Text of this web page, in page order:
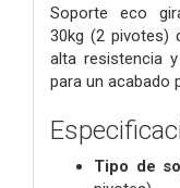
Soporte eco
30kg (2 pivotes)
alta resistencia
para un acabado
Tipo de